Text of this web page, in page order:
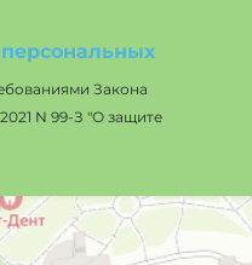
персональных
Закона
N 99-З "О защите